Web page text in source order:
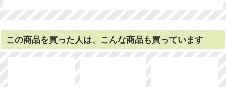
この商品を買った人は、こんな商品も買っています